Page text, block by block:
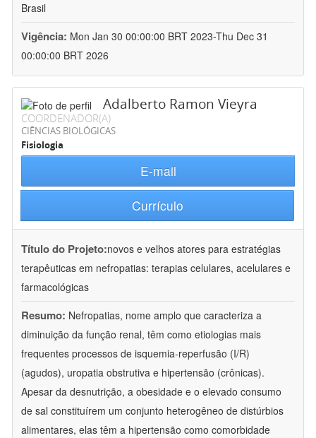
Brasil
Vigência: Mon Jan 30 00:00:00 BRT 2023-Thu Dec 31
00:00:00 BRT 2026
Adalberto Ramon Vieyra
COORDENADOR(A)
CIÊNCIAS BIOLÓGICAS
Fisiologia
E-mail
Currículo
Título do Projeto:novos e velhos atores para estratégias
terapêuticas em nefropatias: terapias celulares, acelulares e
farmacológicas
Resumo: Nefropatias, nome amplo que caracteriza a
diminuição da função renal, têm como etiologias mais
frequentes processos de isquemia-reperfusão (I/R)
(agudos), uropatia obstrutiva e hipertensão (crônicas).
Apesar da desnutrição, a obesidade e o elevado consumo
de sal constituírem um conjunto heterogêneo de distúrbios
alimentares, elas têm a hipertensão como comorbidade